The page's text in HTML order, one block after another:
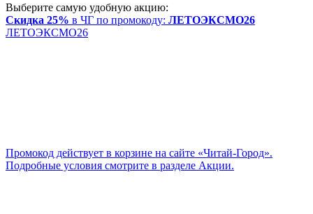
Выберите самую удобную акцию:
Скидка 25% в ЧГ по промокоду: ЛЕТОЭКСМО26
ЛЕТОЭКСМО26
Промокод действует в корзине на сайте «Читай-Город».
Подробные условия смотрите в разделе Акции.